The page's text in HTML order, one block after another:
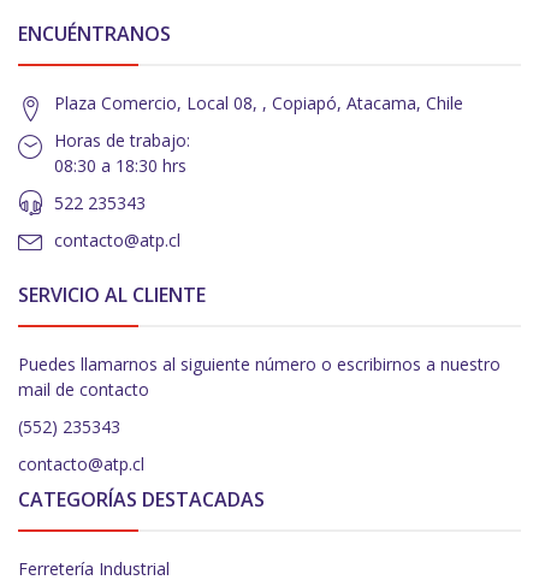
ENCUÉNTRANOS
Plaza Comercio, Local 08, , Copiapó, Atacama, Chile
Horas de trabajo:
08:30 a 18:30 hrs
522 235343
contacto@atp.cl
SERVICIO AL CLIENTE
Puedes llamarnos al siguiente número o escribirnos a nuestro
mail de contacto
(552) 235343
contacto@atp.cl
CATEGORÍAS DESTACADAS
Ferretería Industrial